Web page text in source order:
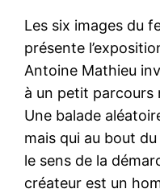
Les six images du
présente
Antoine Mathieu
à un petit
Une balade
mais qui au bout
le sens de la
créateur est un